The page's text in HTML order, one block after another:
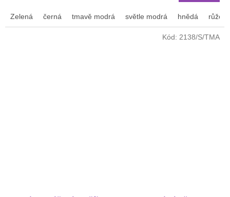
Zelená černá tmavě modrá světle modrá hnědá růžová
Kód: 2138/S/TMA